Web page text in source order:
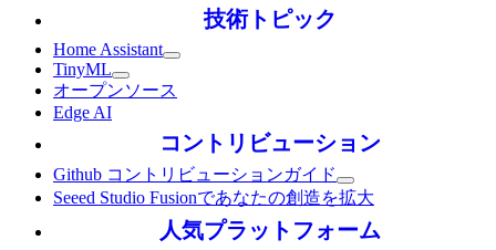
技術トピック
Home Assistant
TinyML
オープンソース
Edge AI
コントリビューション
Github コントリビューションガイド
Seeed Studio Fusionであなたの創造を拡大
人気プラットフォーム